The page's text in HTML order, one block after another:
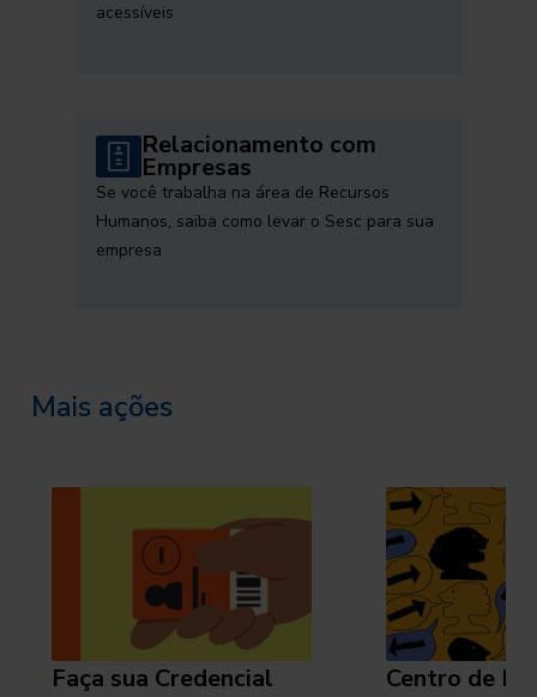
acessíveis
Relacionamento com
Empresas
Se você trabalha na área de Recursos
Humanos, saiba como levar o Sesc para sua
empresa
Mais ações
Faça sua Credencial
Centro de